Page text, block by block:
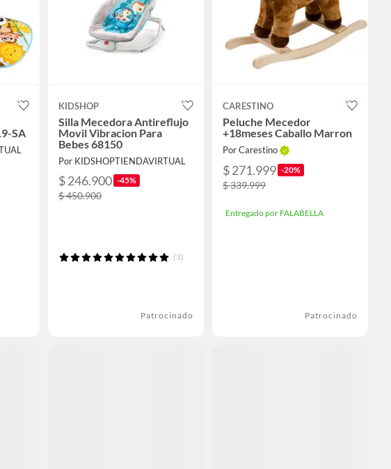
SA
KIDSHOP
Silla Mecedora Antireflujo
Movil Vibracion Para
Bebes 68150
Por KIDSHOPTIENDAVIRTUAL
$ 246.900 -45%
$ 450.900
(3)
Patrocinado
CARESTINO
Peluche Mecedor
+18meses Caballo Marron
Por Carestino
$ 271.999 -20%
$ 339.999
Entregado por FALABELLA
Patrocinado